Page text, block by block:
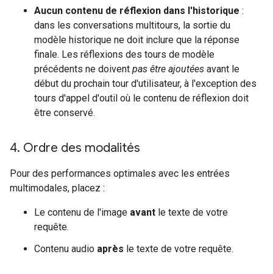
Aucun contenu de réflexion dans l'historique :
dans les conversations multitours, la sortie du
modèle historique ne doit inclure que la réponse
finale. Les réflexions des tours de modèle
précédents ne doivent pas être ajoutées avant le
début du prochain tour d'utilisateur, à l'exception des
tours d'appel d'outil où le contenu de réflexion doit
être conservé.
4. Ordre des modalités
Pour des performances optimales avec les entrées
multimodales, placez :
Le contenu de l'image avant le texte de votre
requête.
Contenu audio après le texte de votre requête.